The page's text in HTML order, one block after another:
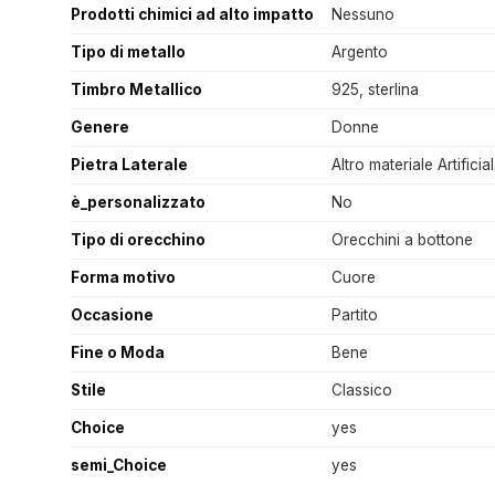
Prodotti chimici ad alto impatto Nessuno
Tipo di metallo Argento
Timbro Metallico 925, sterlina
Genere Donne
Pietra Laterale Altro materiale
è_personalizzato No
Tipo di orecchino Orecchini a bottone
Forma motivo Cuore
Occasione Partito
Fine o Moda Bene
Stile Classico
Choice yes
semi_Choice yes